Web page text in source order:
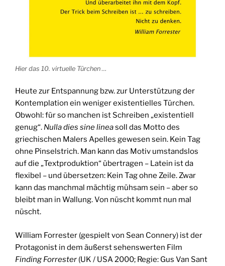
Hier das 10. virtuelle Türchen …
Heute zur Entspannung bzw. zur Unterstützung der
Kontemplation ein weniger existentielles Türchen.
Obwohl: für so manchen ist Schreiben „existentiell
genug“. Nulla dies sine lineasoll das Motto des
griechischen Malers Apelles gewesen sein. Kein Tag
ohne Pinselstrich. Man kann das Motiv umstandslos
auf die „Textproduktion“ übertragen – Latein ist da
flexibel – und übersetzen: Kein Tag ohne Zeile. Zwar
kann das manchmal mächtig mühsam sein – aber so
bleibt man in Wallung. Von nüscht kommt nun mal
nüscht.
William Forrester (gespielt von Sean Connery) ist der
Protagonist in dem äußerst sehenswerten Film
Finding Forrester (UK / USA 2000; Regie: Gus Van Sant